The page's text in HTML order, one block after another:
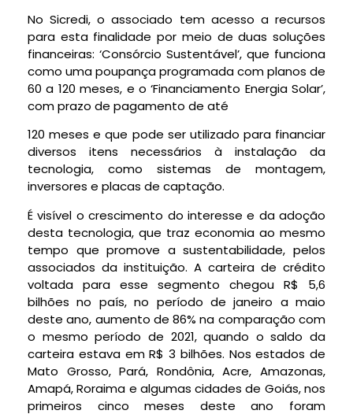
No Sicredi, o associado tem acesso a recursos
para esta finalidade por meio de duas soluções
financeiras: ‘Consórcio Sustentável’, que funciona
como uma poupança programada com planos de
60 a 120 meses, e o ‘Financiamento Energia Solar’,
com prazo de pagamento de até
120 meses e que pode ser utilizado para financiar
diversos itens necessários à instalação da
tecnologia, como sistemas de montagem,
inversores e placas de captação.
É visível o crescimento do interesse e da adoção
desta tecnologia, que traz economia ao mesmo
tempo que promove a sustentabilidade, pelos
associados da instituição. A carteira de crédito
voltada para esse segmento chegou R$ 5,6
bilhões no país, no período de janeiro a maio
deste ano, aumento de 86% na comparação com
o mesmo período de 2021, quando o saldo da
carteira estava em R$ 3 bilhões. Nos estados de
Mato Grosso, Pará, Rondônia, Acre, Amazonas,
Amapá, Roraima e algumas cidades de Goiás, nos
primeiros cinco meses deste ano foram